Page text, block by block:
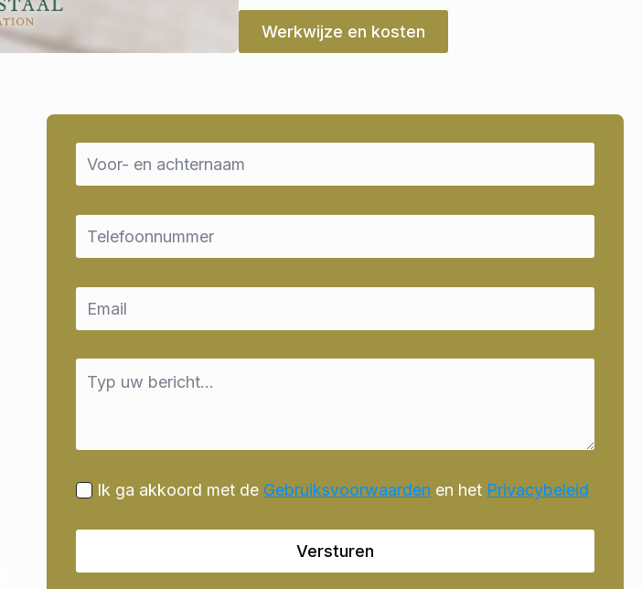
Werkwijze en kosten
Name
*
Email
Email
Message
Ik ga akkoord met de Gebruiksvoorwaarden en het Privacybeleid
Versturen